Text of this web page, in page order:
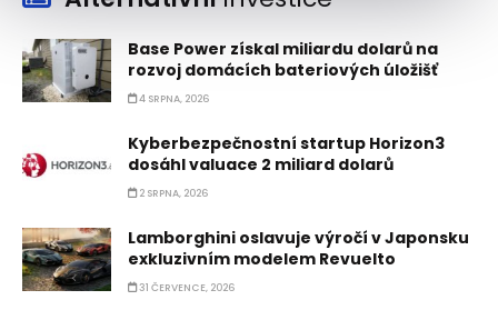
Base Power získal miliardu dolarů na
rozvoj domácích bateriových úložišť
4 SRPNA, 2026
Kyberbezpečnostní startup Horizon3
dosáhl valuace 2 miliard dolarů
2 SRPNA, 2026
Lamborghini oslavuje výročí v Japonsku
exkluzivním modelem Revuelto
31 ČERVENCE, 2026